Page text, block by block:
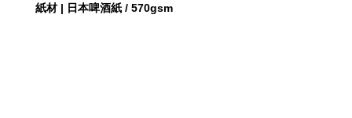
紙材 | 日本啤酒紙 / 570gsm